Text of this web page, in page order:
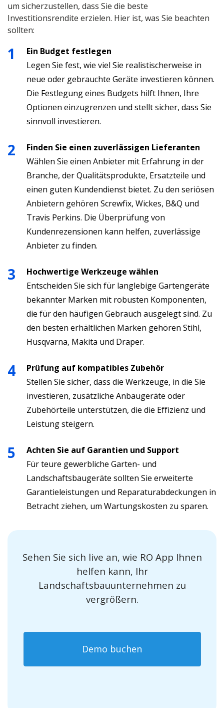
um sicherzustellen, dass Sie die beste
Investitionsrendite erzielen. Hier ist, was Sie beachten
sollten:
Ein Budget festlegen
Legen Sie fest, wie viel Sie realistischerweise in
neue oder gebrauchte Geräte investieren können.
Die Festlegung eines Budgets hilft Ihnen, Ihre
Optionen einzugrenzen und stellt sicher, dass Sie
sinnvoll investieren.
Finden Sie einen zuverlässigen Lieferanten
Wählen Sie einen Anbieter mit Erfahrung in der
Branche, der Qualitätsprodukte, Ersatzteile und
einen guten Kundendienst bietet. Zu den seriösen
Anbietern gehören Screwfix, Wickes, B&Q und
Travis Perkins. Die Überprüfung von
Kundenrezensionen kann helfen, zuverlässige
Anbieter zu finden.
Hochwertige Werkzeuge wählen
Entscheiden Sie sich für langlebige Gartengeräte
bekannter Marken mit robusten Komponenten,
die für den häufigen Gebrauch ausgelegt sind. Zu
den besten erhältlichen Marken gehören Stihl,
Husqvarna, Makita und Draper.
Prüfung auf kompatibles Zubehör
Stellen Sie sicher, dass die Werkzeuge, in die Sie
investieren, zusätzliche Anbaugeräte oder
Zubehörteile unterstützen, die die Effizienz und
Leistung steigern.
Achten Sie auf Garantien und Support
Für teure gewerbliche Garten- und
Landschaftsbaugeräte sollten Sie erweiterte
Garantieleistungen und Reparaturabdeckungen in
Betracht ziehen, um Wartungskosten zu sparen.
Sehen Sie sich live an, wie RO App Ihnen
helfen kann, Ihr
Landschaftsbauunternehmen zu
vergrößern.
Demo buchen